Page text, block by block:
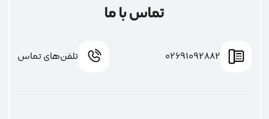
تماس با ما
02691092882 تلفن‌های تماس